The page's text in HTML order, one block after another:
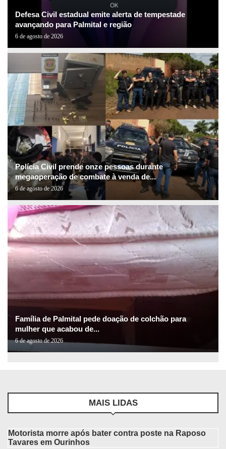
Defesa Civil estadual emite alerta de tempestade
avançando para Palmital e região
6 de agosto de 2026
Polícia Civil prende onze pessoas durante
megaoperação de combate à venda de...
6 de agosto de 2026
Família de Palmital pede doação de colchão para
mulher que acabou de...
6 de agosto de 2026
MAIS LIDAS
Motorista morre após bater contra poste na Raposo
Tavares em Ourinhos